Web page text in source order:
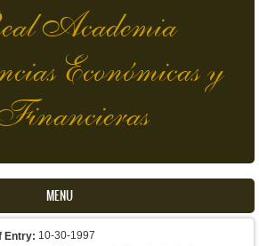
Academia
Económicas y
MENU
Entry: 10-30-1997